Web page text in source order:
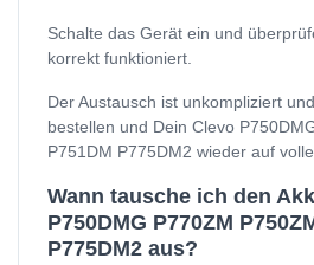
Schalte das Gerät ein und
korrekt funktioniert.
Der Austausch ist unkompliziert
bestellen und Dein Clevo
P751DM P775DM2 wieder auf
Wann tausche ich den
P750DMG P770ZM
P775DM2 aus?